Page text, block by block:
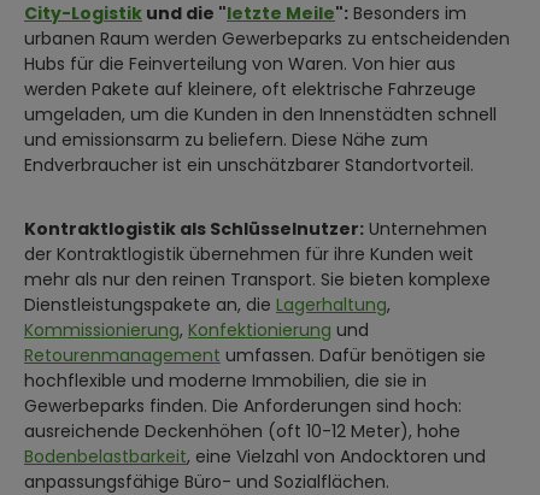
City-Logistik und die "letzte Meile": Besonders im
urbanen Raum werden Gewerbeparks zu entscheidenden
Hubs für die Feinverteilung von Waren. Von hier aus
werden Pakete auf kleinere, oft elektrische Fahrzeuge
umgeladen, um die Kunden in den Innenstädten schnell
und emissionsarm zu beliefern. Diese Nähe zum
Endverbraucher ist ein unschätzbarer Standortvorteil.
Kontraktlogistik als Schlüsselnutzer: Unternehmen
der Kontraktlogistik übernehmen für ihre Kunden weit
mehr als nur den reinen Transport. Sie bieten komplexe
Dienstleistungspakete an, die Lagerhaltung,
Kommissionierung, Konfektionierung und
Retourenmanagement umfassen. Dafür benötigen sie
hochflexible und moderne Immobilien, die sie in
Gewerbeparks finden. Die Anforderungen sind hoch:
ausreichende Deckenhöhen (oft 10-12 Meter), hohe
Bodenbelastbarkeit, eine Vielzahl von Andocktoren und
anpassungsfähige Büro- und Sozialflächen.